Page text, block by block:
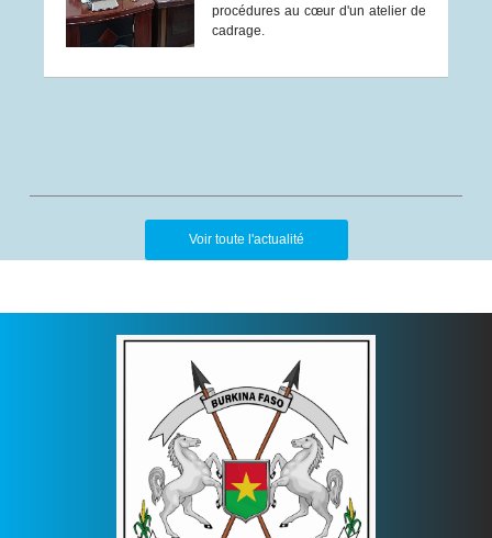
procédures au cœur d'un atelier de
cadrage.
Voir toute l'actualité